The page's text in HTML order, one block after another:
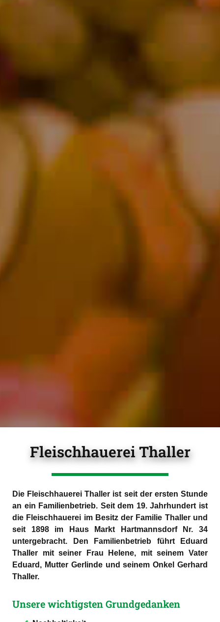
FLEISCHHAUEREI
THALLER
Qualitätsfleisch seit 1898
Fleischhauerei Thaller
Die Fleischhauerei Thaller ist seit der ersten Stunde
an ein Familienbetrieb. Seit dem 19. Jahrhundert ist
die Fleischhauerei im Besitz der Familie Thaller und
seit 1898 im Haus Markt Hartmannsdorf Nr. 34
untergebracht. Den Familienbetrieb führt Eduard
Thaller mit seiner Frau Helene, mit seinem Vater
Eduard, Mutter Gerlinde und seinem Onkel Gerhard
Thaller.
Unsere wichtigsten Grundgedanken